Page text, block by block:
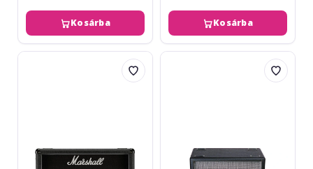
Kosárba Kosárba
Marshall
Marshall